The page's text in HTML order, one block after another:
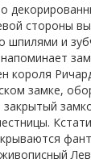
стороны
шпилями и
короля
замке,